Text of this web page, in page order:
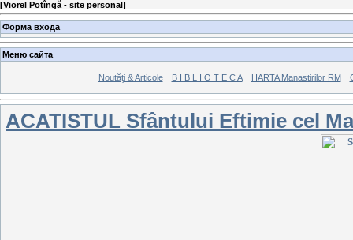
[Viorel Potîngă - site personal]
Форма входа
Меню сайта
Noutăţi & Articole B I B L I O T E C A HARTA Manastirilor RM
ACATISTUL Sfântului Eftimie cel